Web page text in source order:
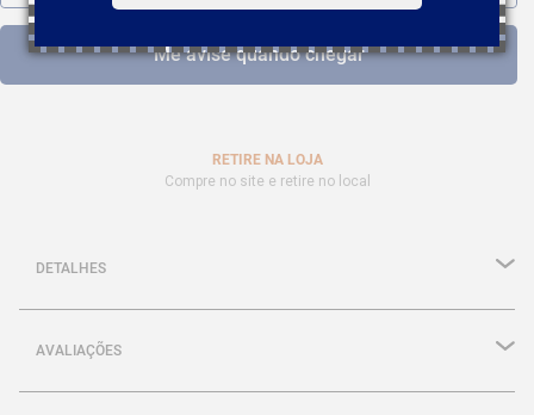
RETIRE NA LOJA
Compre no site e retire no local
DETALHES
AVALIAÇÕES